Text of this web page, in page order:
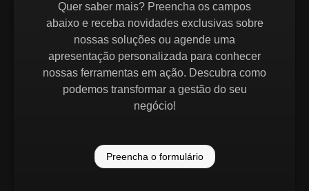
Quer saber mais? Preencha os campos
abaixo e receba novidades exclusivas sobre
nossas soluções ou agende uma
apresentação personalizada para conhecer
nossas ferramentas em ação. Descubra como
podemos transformar a gestão do seu
negócio!
Preencha o formulário